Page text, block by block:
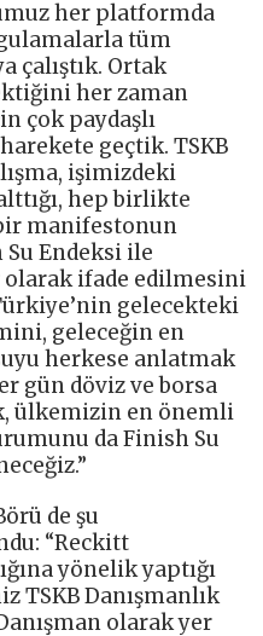
her platformda
tüm
çalıştık. Ortak
her zaman
çok paydaşlı
geçtik. TSKB
işimizdeki
hep birlikte
manifestonun
Endeksi ile
ifade edilmesini
gelecekteki
geleceğin en
herkese anlatmak
gün döviz ve borsa
ülkemizin en önemli
da Finish Su
de şu
“Reckitt
yönelik yaptığı
TSKB Danışmanlık
olarak yer